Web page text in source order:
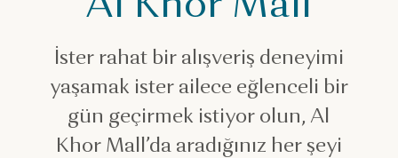
Alışveriş merkezleri
İster rahat bir alışveriş deneyimi
yaşamak ister ailece eğlenceli bir
gün geçirmek istiyor olun, Al
Khor Mall’da aradığınız her şeyi